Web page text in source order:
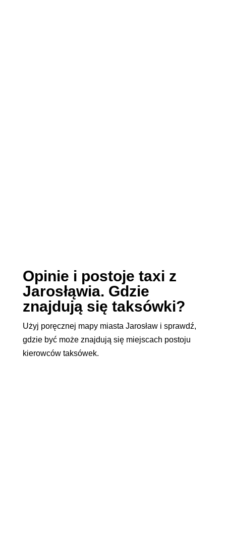
Opinie i postoje taxi z
Jarosłąwia. Gdzie
znajdują się taksówki?
Użyj poręcznej mapy miasta Jarosław i sprawdź,
gdzie być może znajdują się miejscach postoju
kierowców taksówek.